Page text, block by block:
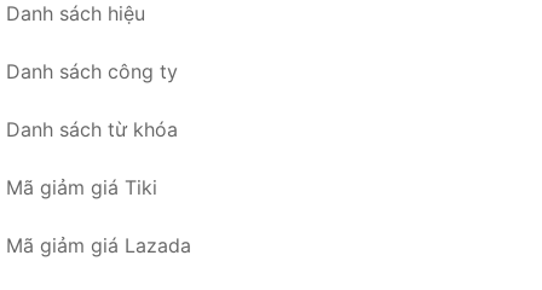
Danh sách hiệu
Danh sách công ty
Danh sách từ khóa
Mã giảm giá Tiki
Mã giảm giá Lazada